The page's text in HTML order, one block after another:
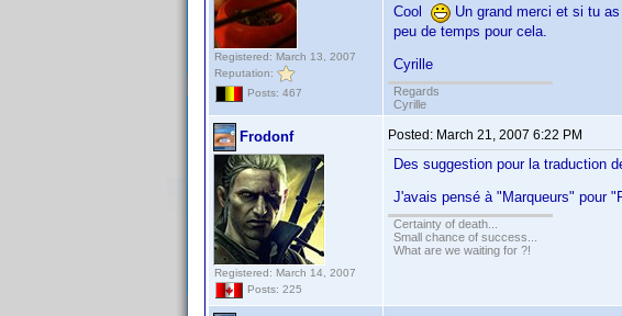
Registered: March 13, 2007
Reputation:
Posts: 467
Cool
Un grand merci et si tu
peu de temps pour cela.
Cyrille
Regards
Cyrille
Frodonf
Registered: March 14, 2007
Posts: 225
Posted: March 21, 2007 6:22 PM
Des suggestion pour la traduction
J'avais pensé à "Marqueurs" pour
Certainty of death...
Small chance of success...
What are we waiting for ?!